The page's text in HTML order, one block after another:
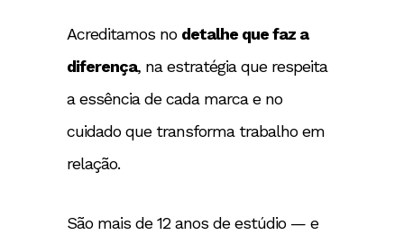
Acreditamos no detalhe que faz a
diferença, na estratégia que respeita
a essência de cada marca e no
cuidado que transforma trabalho em
relação.
São mais de 12 anos de estúdio — e